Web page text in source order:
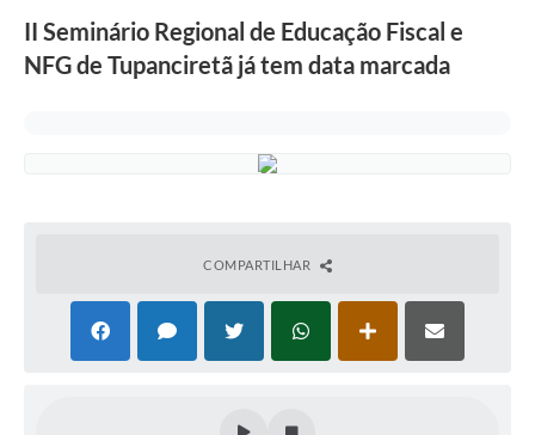
II Seminário Regional de Educação Fiscal e
NFG de Tupanciretã já tem data marcada
COMPARTILHAR